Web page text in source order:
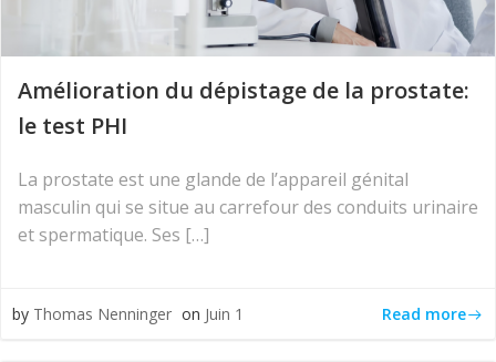
Amélioration du dépistage de la prostate:
le test PHI
La prostate est une glande de l’appareil génital
masculin qui se situe au carrefour des conduits urinaire
et spermatique. Ses […]
by Thomas Nenninger on Juin 1 Read more